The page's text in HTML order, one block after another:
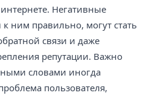
Негативные
ним правильно, могут стать
связи и даже
репутации. Важно
словами иногда
пользователя,